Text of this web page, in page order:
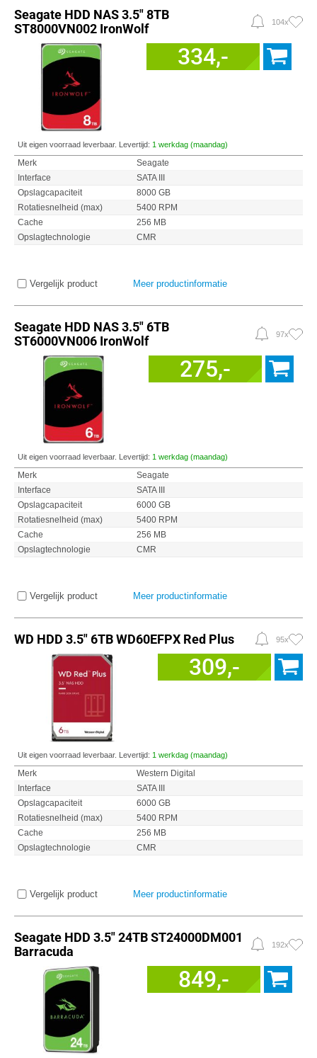
Seagate HDD NAS 3.5" 8TB
ST8000VN002 IronWolf
104x
334,-
Uit eigen voorraad leverbaar. Levertijd: 1 werkdag (maandag)
Merk
Seagate
Interface
SATA III
Opslagcapaciteit
8000 GB
Rotatiesnelheid (max)
5400 RPM
Cache
256 MB
Opslagtechnologie
CMR
Vergelijk product Meer productinformatie
Seagate HDD NAS 3.5" 6TB
ST6000VN006 IronWolf
97x
275,-
Uit eigen voorraad leverbaar. Levertijd: 1 werkdag (maandag)
Merk
Seagate
Interface
SATA III
Opslagcapaciteit
6000 GB
Rotatiesnelheid (max)
5400 RPM
Cache
256 MB
Opslagtechnologie
CMR
Vergelijk product Meer productinformatie
WD HDD 3.5" 6TB WD60EFPX Red Plus 95x
309,-
Uit eigen voorraad leverbaar. Levertijd: 1 werkdag (maandag)
Merk
Western Digital
Interface
SATA III
Opslagcapaciteit
6000 GB
Rotatiesnelheid (max)
5400 RPM
Cache
256 MB
Opslagtechnologie
CMR
Vergelijk product Meer productinformatie
Seagate HDD 3.5" 24TB ST24000DM001
Barracuda
192x
849,-